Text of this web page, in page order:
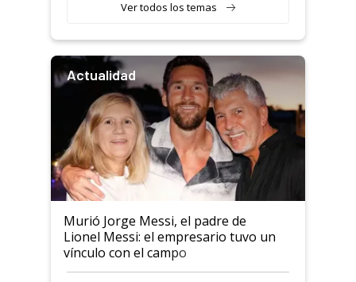
Ver todos los temas
Actualidad
Murió Jorge Messi, el padre de
Lionel Messi: el empresario tuvo un
vínculo con el campo